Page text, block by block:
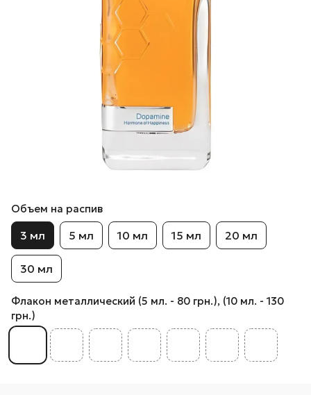
Объем на распив
3 мл 5 мл 10 мл 15 мл 20 мл
30 мл
Флакон металлический (5 мл. - 80 грн.), (10 мл. - 130
грн.)